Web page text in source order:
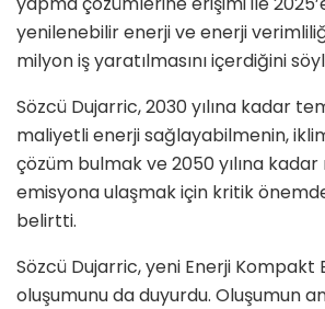
yenilenebilir enerji ve enerji
milyon iş yaratılmasını içerdiğini
Sözcü Dujarric, 2030 yılına kadar
maliyetli enerji sağlayabilmenin,
çözüm bulmak ve 2050 yılına kadar
emisyona ulaşmak için kritik
belirtti.
Sözcü Dujarric, yeni Enerji Kompakt
oluşumunu da duyurdu. Oluşumun